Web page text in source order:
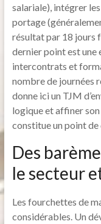
salariale), intégrer
portage
résultat par 18 jours
dernier point est une
intercontrats et
nombre de journées
donne ici un TJM
logique et affiner
constitue un point
Des
le secteur
Les fourchettes de
considérables. Un